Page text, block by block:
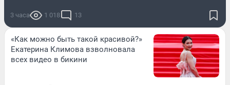
3 часа 1 018 13
«Как можно быть такой красивой?»
Екатерина Климова взволновала
всех видео в бикини